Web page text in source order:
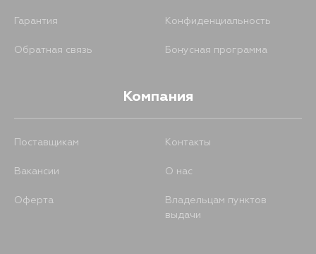
Гарантия Конфиденциальность
Обратная связь Бонусная программа
Компания
Поставщикам Контакты
Вакансии О нас
Оферта
Владельцам пунктов
выдачи